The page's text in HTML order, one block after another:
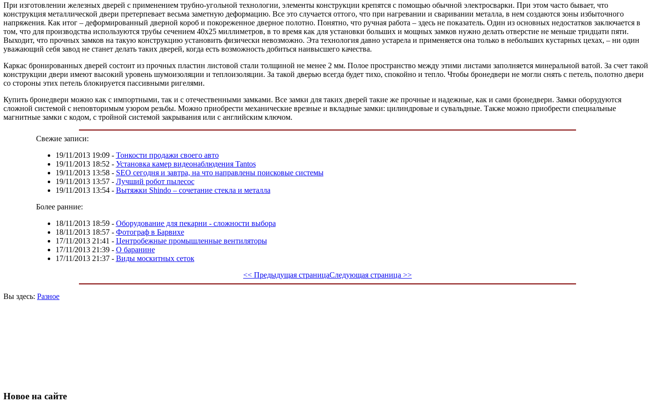
При изготовлении железных дверей с применением трубно-угольной технологии, элементы конструкции крепятся с помощью обычной электросварки. При этом часто бывает, что
конструкция металлической двери претерпевает весьма заметную деформацию. Все это случается оттого, что при нагревании и сваривании металла, в нем создаются зоны избыточного
напряжения. Как итог – деформированный дверной короб и покореженное дверное полотно. Понятно, что ручная работа – здесь не показатель. Один из основных недостатков заключается в
том, что для производства используются трубы сечением 40х25 миллиметров, в то время как для установки больших и мощных замков нужно делать отверстие не меньше тридцати пяти.
Выходит, что прочных замков на такую конструкцию установить физически невозможно. Эта технология давно устарела и применяется она только в небольших кустарных цехах, – ни один
уважающий себя завод не станет делать таких дверей, когда есть возможность добиться наивысшего качества.
Каркас бронированных дверей состоит из прочных пластин листовой стали толщиной не менее 2 мм. Полое пространство между этими листами заполняется минеральной ватой. За счет такой
конструкции двери имеют высокий уровень шумоизоляции и теплоизоляции. За такой дверью всегда будет тихо, спокойно и тепло. Чтобы бронедвери не могли снять с петель, полотно двери
со стороны этих петель блокируется пассивными ригелями.
Купить бронедвери можно как с импортными, так и с отечественными замками. Все замки для таких дверей такие же прочные и надежные, как и сами бронедвери. Замки оборудуются
сложной системой с неповторимым узором резьбы. Можно приобрести механические врезные и вкладные замки: цилиндровые и сувальдные. Также можно приобрести специальные
магнитные замки с кодом, с тройной системой закрывания или с английским ключом.
Свежие записи:
19/11/2013 19:09- Тонкости продажи своего авто
19/11/2013 18:52 - Установка камер видеонаблюдения Tantos
19/11/2013 13:58- SEO сегодня и завтра, на что направлены поисковые системы
19/11/2013 13:57- Лучший робот пылесос
19/11/2013 13:54- Вытяжки Shindo – сочетание стекла и металла
Более ранние:
18/11/2013 18:59- Оборудование для пекарни - сложности выбора
18/11/2013 18:57- Фотограф в Барвихе
17/11/2013 21:41 - Центробежные промышленные вентиляторы
17/11/2013 21:39- О баранине
17/11/2013 21:37- Виды москитных сеток
<< Предыдущая страницаСледующая страница >>
Вы здесь: Разное
Новое на сайте